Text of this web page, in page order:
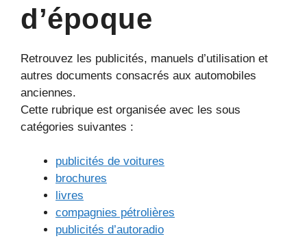
d’époque
Retrouvez les publicités, manuels d’utilisation et
autres documents consacrés aux automobiles
anciennes.
Cette rubrique est organisée avec les sous
catégories suivantes :
publicités de voitures
brochures
livres
compagnies pétrolières
publicités d’autoradio